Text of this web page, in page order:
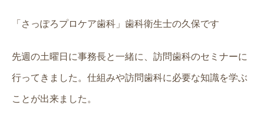
「さっぽろプロケア歯科」歯科衛生士の久保です
先週の土曜日に事務長と一緒に、訪問歯科のセミナーに
行ってきました。仕組みや訪問歯科に必要な知識を学ぶ
ことが出来ました。